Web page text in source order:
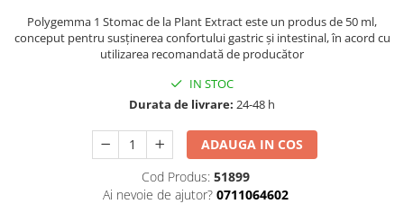
Supliment Complexe
Supliment Fier
Supliment Vitamina B
Supliment Vitamina C
Supliment Vitamina D3
Supliment Vitamina E
Polygemma 1 Stomac de la Plant Extract este un produs de 50 ml,
conceput pentru susținerea confortului gastric și intestinal, în acord cu
utilizarea recomandată de producător
IN STOC
Durata de livrare: 24-48 h
ADAUGA IN COS
Cod Produs: 51899
Ai nevoie de ajutor? 0711064602